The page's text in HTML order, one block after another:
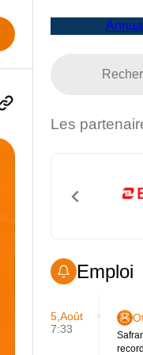
Les
Emploi
5,Août
7:33